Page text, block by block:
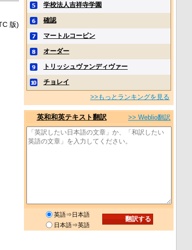
版)
学校法人吉祥寺学園
確認
マートルコービン
オーダー
トリッシュヴァンディヴァー
チョレイ
>>もっとランキングを見る
英和和英テキスト翻訳 >> Weblio翻訳
英語⇒日本語
日本語⇒英語